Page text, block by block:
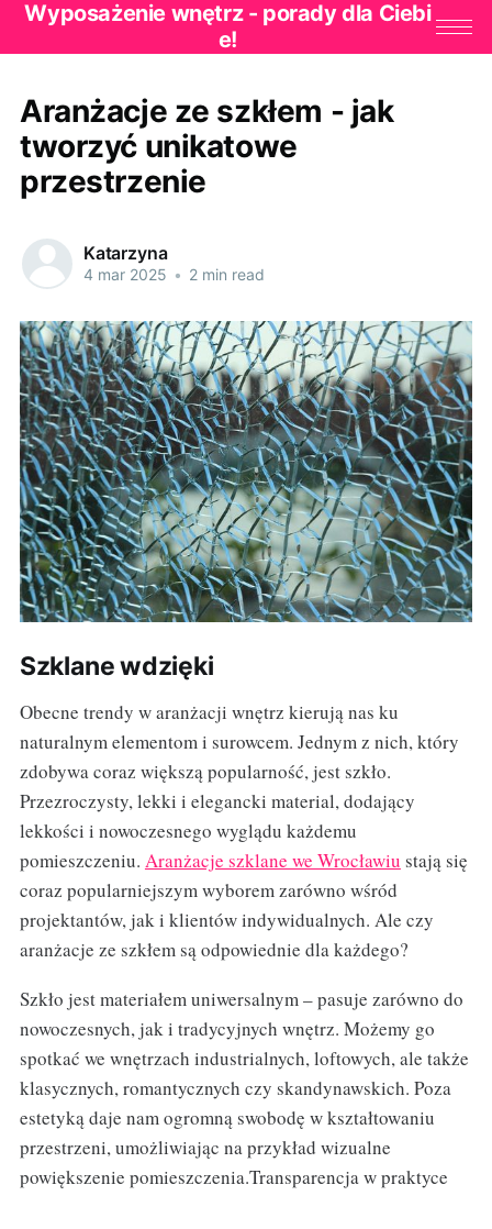
Wyposażenie wnętrz - porady dla Ciebi
e!
Aranżacje ze szkłem - jak
tworzyć unikatowe
przestrzenie
Katarzyna
4 mar 2025 • 2 min read
Szklane wdzięki
Obecne trendy w aranżacji wnętrz kierują nas ku
naturalnym elementom i surowcem. Jednym z nich, który
zdobywa coraz większą popularność, jest szkło.
Przezroczysty, lekki i elegancki material, dodający
lekkości i nowoczesnego wyglądu każdemu
pomieszczeniu. Aranżacje szklane we Wrocławiu stają się
coraz popularniejszym wyborem zarówno wśród
projektantów, jak i klientów indywidualnych. Ale czy
aranżacje ze szkłem są odpowiednie dla każdego?
Szkło jest materiałem uniwersalnym – pasuje zarówno do
nowoczesnych, jak i tradycyjnych wnętrz. Możemy go
spotkać we wnętrzach industrialnych, loftowych, ale także
klasycznych, romantycznych czy skandynawskich. Poza
estetyką daje nam ogromną swobodę w kształtowaniu
przestrzeni, umożliwiając na przykład wizualne
powiększenie pomieszczenia.Transparencja w praktyce